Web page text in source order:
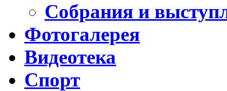
Собрания и
Фотогалерея
Видеотека
Спорт